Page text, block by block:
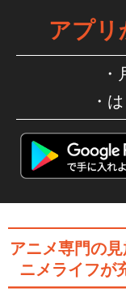
アプリ
アニメ専門の
ニメライフが